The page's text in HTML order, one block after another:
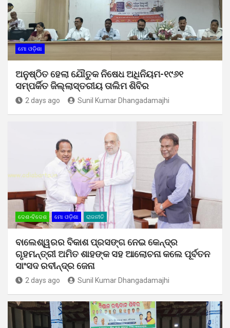
ମୋ ଓଡ଼ିଶା
ଅନୁଷ୍ଠିତ ହେଲା ଯୌତୁକ ନିଷେଧ ଅଧିନିୟମ-୧୯୬୧
ସମ୍ପର୍କିତ ଜିଲ୍ଲାସ୍ତରୀୟ ତାଲିମ ଶିବିର
2 days ago Sunil Kumar Dhangadamajhi
ଦେଶ-ବିଦେଶ ମୋ ଓଡ଼ିଶା ରାଜନୀତି
ବାଲେଶ୍ୱରର ବିକାଶ ପ୍ରସଙ୍ଗ ନେଇ କେନ୍ଦ୍ର
ଗୃହମନ୍ତ୍ରୀ ଅମିତ ଶାହଙ୍କ ସହ ଆଲୋଚନା କଲେ ପୂର୍ବତନ
ସାଂସଦ ରବୀନ୍ଦ୍ର ଜେନା
2 days ago Sunil Kumar Dhangadamajhi